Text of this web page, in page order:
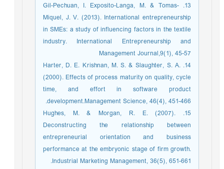
13. Gil-Pechuan, I. Exposito-Langa, M. & Tomas-
Miquel, J. V. (2013). International entrepreneurship
in SMEs: a study of influencing factors in the textile
industry. International Entrepreneurship and
Management Journal,9(1), 45-57
14. Harter, D. E. Krishnan, M. S. & Slaughter, S. A.
(2000). Effects of process maturity on quality, cycle
time, and effort in software product
development.Management Science, 46(4), 451-466.
15. Hughes, M. & Morgan, R. E. (2007).
Deconstructing the relationship between
entrepreneurial orientation and business
performance at the embryonic stage of firm growth.
Industrial Marketing Management, 36(5), 651-661.